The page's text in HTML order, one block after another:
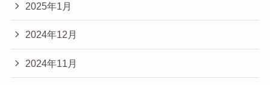
2025年1月
2024年12月
2024年11月